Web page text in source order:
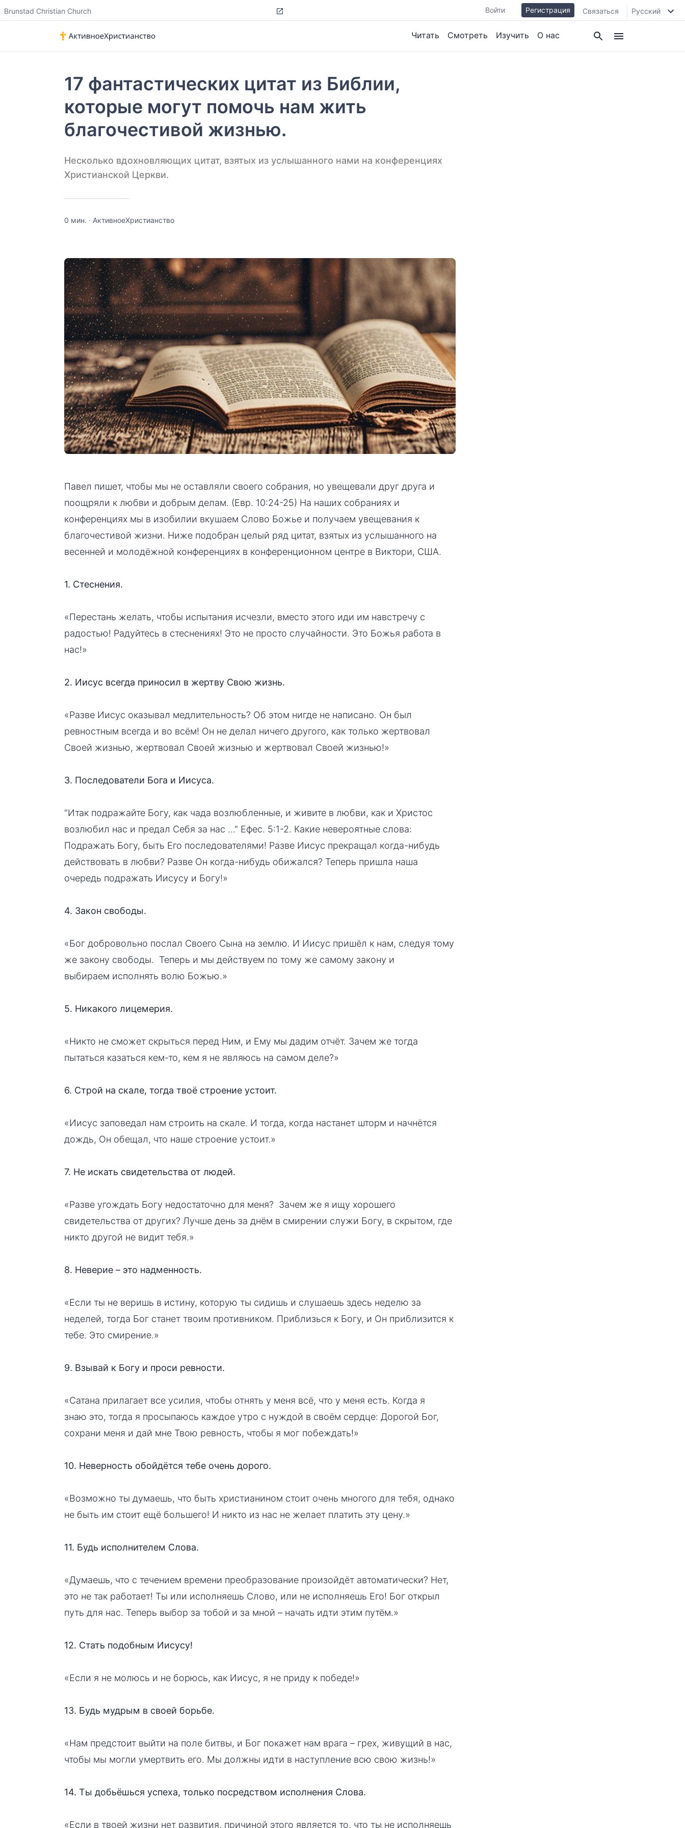
Home › 17 фантастических цитат из Библии, которые могут помочь нам жить благочестивой жизнью.
Brunstad Christian Church Войти Регистрация Связаться Русский
Читать Смотреть Изучить О нас
17 фантастических цитат из Библии,
которые могут помочь нам жить
благочестивой жизнью.
Несколько вдохновляющих цитат, взятых из услышанного нами на конференциях
Христианской Церкви.
0 мин. · АктивноеXристианство
Павел пишет, чтобы мы не оставляли своего собрания, но увещевали друг друга и
поощряли к любви и добрым делам. (Евр. 10:24-25) На наших собраниях и
конференциях мы в изобилии вкушаем Слово Божье и получаем увещевания к
благочестивой жизни. Ниже подобран целый ряд цитат, взятых из услышанного на
весенней и молодёжной конференциях в конференционном центре в Виктори, США.
1. Стеснения.
«Перестань желать, чтобы испытания исчезли, вместо этого иди им навстречу с
радостью! Радуйтесь в стеснениях! Это не просто случайности. Это Божья работа в
нас!»
2. Иисус всегда приносил в жертву Свою жизнь.
«Разве Иисус оказывал медлительность? Об этом нигде не написано. Он был
ревностным всегда и во всём! Он не делал ничего другого, как только жертвовал
Своей жизнью, жертвовал Своей жизнью и жертвовал Своей жизнью!»
3. Последователи Бога и Иисуса.
"Итак подражайте Богу, как чада возлюбленные, и живите в любви, как и Христос
возлюбил нас и предал Себя за нас …" Ефес. 5:1-2. Какие невероятные слова:
Подражать Богу, быть Его последователями! Разве Иисус прекращал когда-нибудь
действовать в любви? Разве Он когда-нибудь обижался? Теперь пришла наша
очередь подражать Иисусу и Богу!»
4. Закон свободы.
«Бог добровольно послал Своего Сына на землю. И Иисус пришёл к нам, следуя тому
же закону свободы. Теперь и мы действуем по тому же самому закону и
выбираем исполнять волю Божью.»
5. Никакого лицемерия.
«Никто не сможет скрыться перед Ним, и Ему мы дадим отчёт. Зачем же тогда
пытаться казаться кем-то, кем я не являюсь на самом деле?»
6. Строй на скале, тогда твоё строение устоит.
«Иисус заповедал нам строить на скале. И тогда, когда настанет шторм и начнётся
дождь, Он обещал, что наше строение устоит.»
7. Не искать свидетельства от людей.
«Разве угождать Богу недостаточно для меня? Зачем же я ищу хорошего
свидетельства от других? Лучше день за днём в смирении служи Богу, в скрытом, где
никто другой не видит тебя.»
8. Неверие – это надменность.
«Если ты не веришь в истину, которую ты сидишь и слушаешь здесь неделю за
неделей, тогда Бог станет твоим противником. Приблизься к Богу, и Он приблизится к
тебе. Это смирение.»
9. Взывай к Богу и проси ревности.
«Сатана прилагает все усилия, чтобы отнять у меня всё, что у меня есть. Когда я
знаю это, тогда я просыпаюсь каждое утро с нуждой в своём сердце: Дорогой Бог,
сохрани меня и дай мне Твою ревность, чтобы я мог побеждать!»
10. Неверность обойдётся тебе очень дорого.
«Возможно ты думаешь, что быть христианином стоит очень многого для тебя, однако
не быть им стоит ещё большего! И никто из нас не желает платить эту цену.»
11. Будь исполнителем Слова.
«Думаешь, что с течением времени преобразование произойдёт автоматически? Нет,
это не так работает! Ты или исполняешь Слово, или не исполняешь Его! Бог открыл
путь для нас. Теперь выбор за тобой и за мной – начать идти этим путём.»
12. Стать подобным Иисусу!
«Если я не молюсь и не борюсь, как Иисус, я не приду к победе!»
13. Будь мудрым в своей борьбе.
«Нам предстоит выйти на поле битвы, и Бог покажет нам врага – грех, живущий в нас,
чтобы мы могли умертвить его. Мы должны идти в наступление всю свою жизнь!»
14. Ты добьёшься успеха, только посредством исполнения Слова.
«Если в твоей жизни нет развития, причиной этого является то, что ты не исполняешь